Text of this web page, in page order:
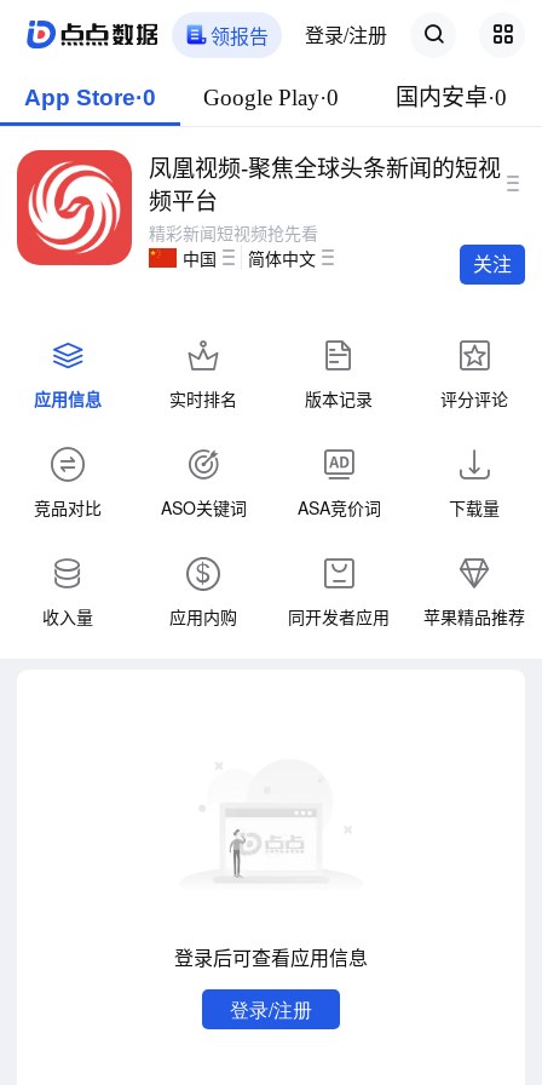
领报告 登录/注册
App Store·0 Google Play·0 国内安卓·0
凤凰视频-聚焦全球头条新闻的短视
频平台
精彩新闻短视频抢先看
中国
简体中文 关注
应用信息 实时排名 版本记录 评分评论
竞品对比 ASO关键词 ASA竞价词 下载量
收入量 应用内购 同开发者应用 苹果精品推荐
登录后可查看应用信息
登录/注册